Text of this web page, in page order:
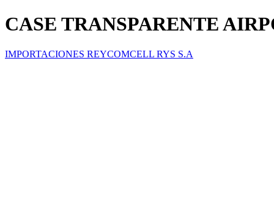
CASE TRANSPARENTE
IMPORTACIONES REYCOMCELL RYS S.A